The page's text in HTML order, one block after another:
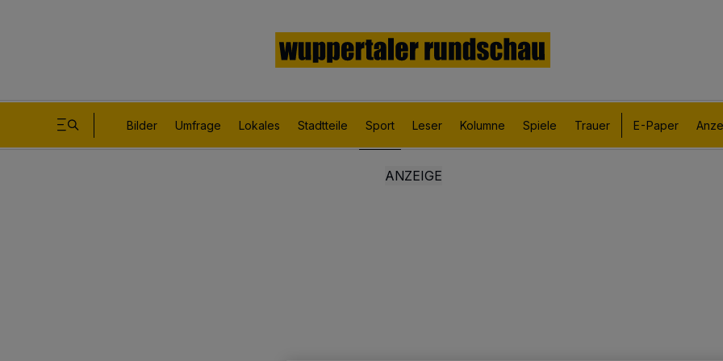
Bilder Umfrage Lokales Stadtteile Sport Leser Kolumne Spiele Trauer E-Paper